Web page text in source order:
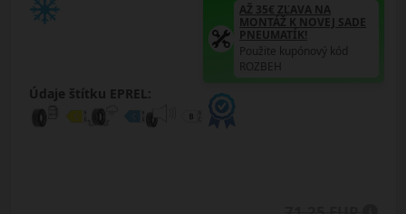
Údaje štítku EPREL:
AŽ 35€ ZĽAVA NA
MONTÁŽ K NOVEJ SADE
PNEUMATÍK!
Použite kupónový kód
ROZBEH